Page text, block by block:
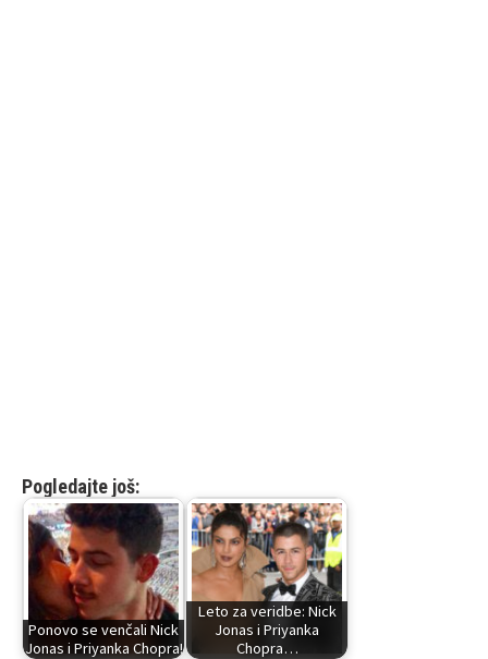
Pogledajte još:
Ponovo se venčali Nick
Jonas i Priyanka Chopra!
Leto za veridbe: Nick
Jonas i Priyanka
Chopra…